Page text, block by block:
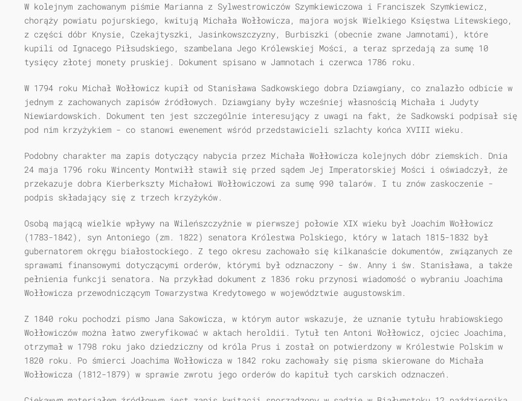
W kolejnym zachowanym piśmie Marianna z Sylwestrowiczów Szymkiewiczowa i Franciszek Szymkiewicz,
chorąży powiatu pojurskiego, kwitują Michała Wołłowicza, majora wojsk Wielkiego Księstwa Litewskiego,
z części dóbr Knysie, Czekajtyszki, Jasinkowszczyzny, Burbiszki (obecnie zwane Jamnotami), które
kupili od Ignacego Piłsudskiego, szambelana Jego Królewskiej Mości, a teraz sprzedają za sumę 10
tysięcy złotej monety pruskiej. Dokument spisano w Jamnotach i czerwca 1786 roku.
W 1794 roku Michał Wołłowicz kupił od Stanisława Sadkowskiego dobra Dziawgiany, co znalazło odbicie w
jednym z zachowanych zapisów źródłowych. Dziawgiany były wcześniej własnością Michała i Judyty
Niewiardowskich. Dokument ten jest szczególnie interesujący z uwagi na fakt, że Sadkowski podpisał się
pod nim krzyżykiem - co stanowi ewenement wśród przedstawicieli szlachty końca XVIII wieku.
Podobny charakter ma zapis dotyczący nabycia przez Michała Wołłowicza kolejnych dóbr ziemskich. Dnia
24 maja 1796 roku Wincenty Montwiłł stawił się przed sądem Jej Imperatorskiej Mości i oświadczył, że
przekazuje dobra Kierberkszty Michałowi Wołłowiczowi za sumę 990 talarów. I tu znów zaskoczenie -
podpis składający się z trzech krzyżyków.
Osobą mającą wielkie wpływy na Wileńszczyźnie w pierwszej połowie XIX wieku był Joachim Wołłowicz
(1783-1842), syn Antoniego (zm. 1822) senatora Królestwa Polskiego, który w latach 1815-1832 był
gubernatorem okręgu białostockiego. Z tego okresu zachowało się kilkanaście dokumentów, związanych ze
sprawami finansowymi dotyczącymi orderów, którymi był odznaczony - św. Anny i św. Stanisława, a także
pełnienia funkcji senatora. Na przykład dokument z 1836 roku przynosi wiadomość o wybraniu Joachima
Wołłowicza przewodniczącym Towarzystwa Kredytowego w województwie augustowskim.
Z 1840 roku pochodzi pismo Jana Sakowicza, w którym autor wskazuje, że uznanie tytułu hrabiowskiego
Wołłowiczów można łatwo zweryfikować w aktach heroldii. Tytuł ten Antoni Wołłowicz, ojciec Joachima,
otrzymał w 1798 roku jako dziedziczny od króla Prus i został on potwierdzony w Królestwie Polskim w
1820 roku. Po śmierci Joachima Wołłowicza w 1842 roku zachowały się pisma skierowane do Michała
Wołłowicza (1812-1879) w sprawie zwrotu jego orderów do kapituł tych carskich odznaczeń.